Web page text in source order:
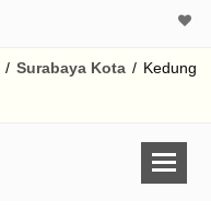
/ Surabaya Kota / Kedung
Harga Rp
% /th